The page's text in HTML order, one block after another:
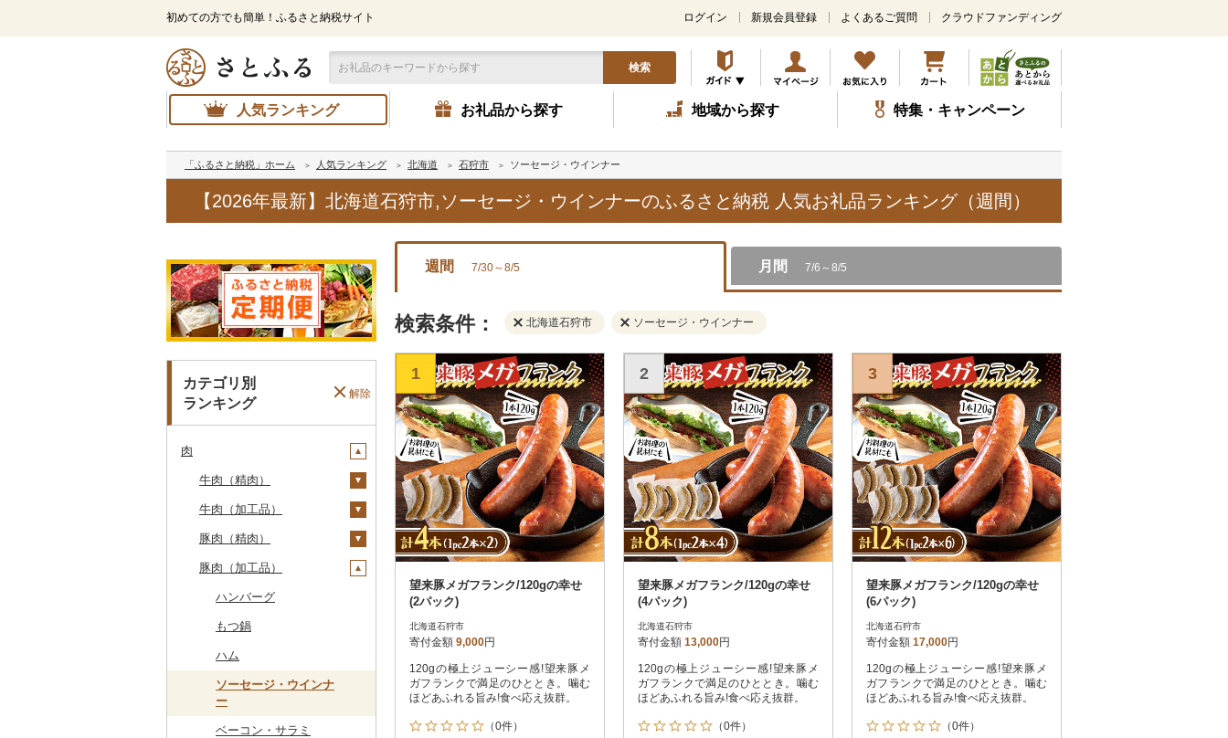
初めての方でも簡単！ふるさと納税サイト
メ
ン
コ
ン
テ
ツ
キ
ッ
プ
ログイン 新規会員登録 よくあるご質問 クラウドファンディング
検索
人気ランキング お礼品から探す 地域から探す 特集・キャンペーン
「ふるさと納税」ホーム 人気ランキング 北海道 石狩市 ソーセージ・ウインナー
【2026年最新】北海道石狩市,ソーセージ・ウインナーのふるさと納税 人気お礼品ランキング（週間）
カテゴリ別
ランキング
解除
肉
牛肉（精肉）
ステーキ
すき焼き
しゃぶしゃぶ
焼肉
牛タン
和牛
黒毛和牛
白老牛
牛肉（加工品）
ハンバーグ
もつ鍋
ローストビーフ
ビーフジャーキー
その他牛肉（加工品）
豚肉（精肉）
ステーキ
すき焼き
しゃぶしゃぶ
焼肉
アグー豚
その他豚肉（精肉）
豚肉（加工品）
ハンバーグ
もつ鍋
ハム
ソーセージ・ウインナ
ー
ベーコン・サラミ
週間 7/30～8/5 月間 7/6～8/5
検索条件： 北海道石狩市 ソーセージ・ウインナー
1
望来豚メガフランク/120gの幸せ
(2パック)
北海道石狩市
寄付金額 9,000円
120gの極上ジューシー感!望来豚メ
ガフランクで満足のひととき。噛む
ほどあふれる旨み!食べ応え抜群。
（0件）
2
望来豚メガフランク/120gの幸せ
(4パック)
北海道石狩市
寄付金額 13,000円
120gの極上ジューシー感!望来豚メ
ガフランクで満足のひととき。噛む
ほどあふれる旨み!食べ応え抜群。
（0件）
3
望来豚メガフランク/120gの幸せ
(6パック)
北海道石狩市
寄付金額 17,000円
120gの極上ジューシー感!望来豚メ
ガフランクで満足のひととき。噛む
ほどあふれる旨み!食べ応え抜群。
（0件）